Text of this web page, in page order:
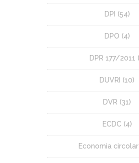
DPI (54)
DPO (4)
DPR 177/2011
DUVRI (10)
DVR (31)
ECDC (4)
Economia